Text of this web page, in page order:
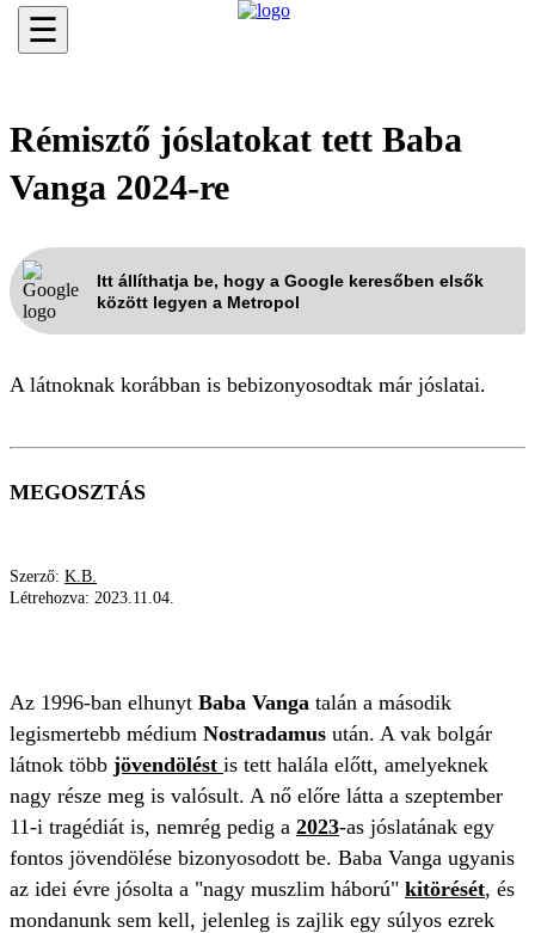
☰
Rémisztő jóslatokat tett Baba
Vanga 2024-re
Itt állíthatja be, hogy a Google keresőben elsők
között legyen a Metropol
A látnoknak korábban is bebizonyosodtak már jóslatai.
MEGOSZTÁS
Szerző: K.B.
Létrehozva: 2023.11.04.
Az 1996-ban elhunyt Baba Vanga talán a második
legismertebb médium Nostradamus után. A vak bolgár
látnok több jövendölést is tett halála előtt, amelyeknek
nagy része meg is valósult. A nő előre látta a szeptember
11-i tragédiát is, nemrég pedig a 2023-as jóslatának egy
fontos jövendölése bizonyosodott be. Baba Vanga ugyanis
az idei évre jósolta a "nagy muszlim háború" kitörését, és
mondanunk sem kell, jelenleg is zajlik egy súlyos ezrek